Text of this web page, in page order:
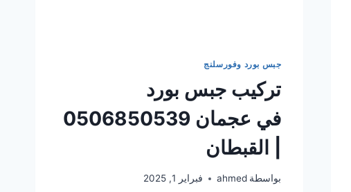
جبس بورد وفورسلنج
تركيب جبس بورد
في عجمان 0506850539
| القبطان
بواسطة ahmed فبراير 1, 2025